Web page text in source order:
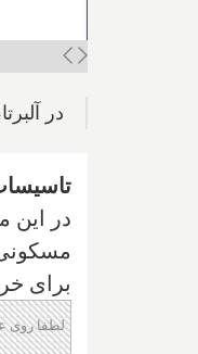
در
در این
برای
لطفا روی